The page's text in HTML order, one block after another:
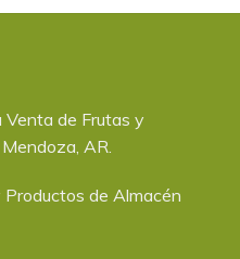
Venta de Frutas y
AR.
de Almacén